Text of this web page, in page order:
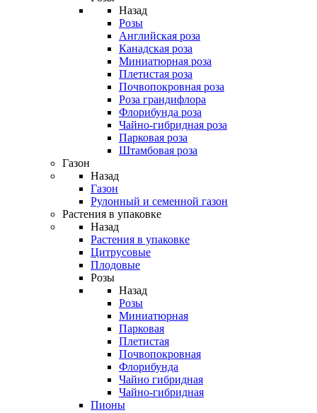
Назад
Розы
Английская роза
Канадская роза
Миниатюрная роза
Плетистая роза
Почвопокровная роза
Роза грандифлора
Флорибунда роза
Чайно-гибридная роза
Парковая роза
Штамбовая роза
Газон
Назад
Газон
Рулонный и семенной газон
Растения в упаковке
Назад
Растения в упаковке
Цитрусовые
Плодовые
Розы
Назад
Розы
Миниатюрная
Парковая
Плетистая
Почвопокровная
Флорибунда
Чайно гибридная
Чайно-гибридная
Пионы